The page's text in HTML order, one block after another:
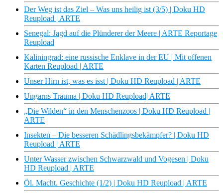
Der Weg ist das Ziel – Was uns heilig ist (3/5) | Doku HD
Reupload | ARTE
Senegal: Jagd auf die Plünderer der Meere | ARTE Reportage
Reupload
Kaliningrad: eine russische Enklave in der EU | Mit offenen
Karten Reupload | ARTE
Unser Hirn ist, was es isst | Doku HD Reupload | ARTE
Ungarns Trauma | Doku HD Reupload| ARTE
„Die Wilden“ in den Menschenzoos | Doku HD Reupload |
ARTE
Insekten – Die besseren Schädlingsbekämpfer? | Doku HD
Reupload | ARTE
Unter Wasser zwischen Schwarzwald und Vogesen | Doku
HD Reupload | ARTE
Öl. Macht. Geschichte (1/2) | Doku HD Reupload | ARTE